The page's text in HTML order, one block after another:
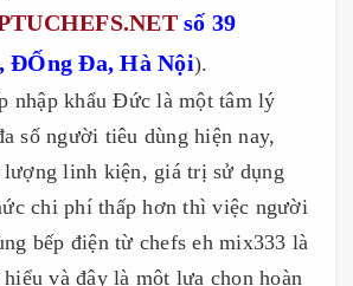
số 39
ĐỐng Đa, Hà Nội).
nhập khẩu Đức là một tâm lý
số người tiêu dùng hiện nay,
linh kiện, giá trị sử dụng
chi phí thấp hơn thì việc người
bếp điện từ chefs eh mix333 là
và đây là một lựa chọn hoàn